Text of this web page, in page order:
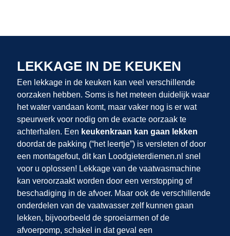
LEKKAGE IN DE KEUKEN
Een lekkage in de keuken kan veel verschillende
oorzaken hebben. Soms is het meteen duidelijk waar
het water vandaan komt, maar vaker nog is er wat
speurwerk voor nodig om de exacte oorzaak te
achterhalen. Een keukenkraan kan gaan lekken
doordat de pakking (“het leertje”) is versleten of door
een montagefout, dit kan Loodgieterdiemen.nl snel
voor u oplossen! Lekkage van de vaatwasmachine
kan veroorzaakt worden door een verstopping of
beschadiging in de afvoer. Maar ook de verschillende
onderdelen van de vaatwasser zelf kunnen gaan
lekken, bijvoorbeeld de sproeiarmen of de
afvoerpomp, schakel in dat geval een